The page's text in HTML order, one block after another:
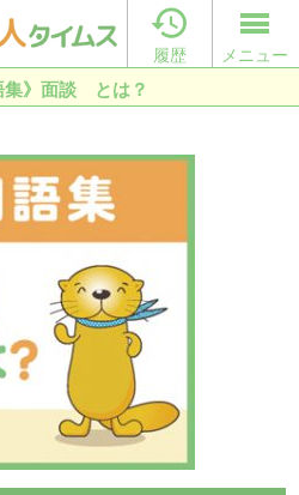

履歴 メニュー
集》面談 とは？